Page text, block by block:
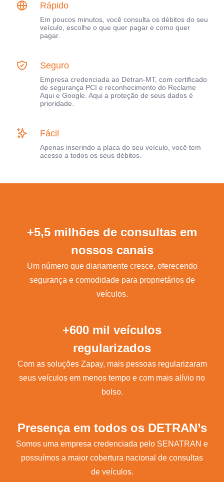
Rápido
Em poucos minutos, você consulta os débitos do seu
veículo, escolhe o que quer pagar e como quer
pagar.
Seguro
Empresa credenciada ao Detran-MT, com certificado
de segurança PCI e reconhecimento do Reclame
Aqui e Google. Aqui a proteção de seus dados é
prioridade.
Fácil
Apenas inserindo a placa do seu veículo, você tem
acesso a todos os seus débitos.
+5,5 milhões de consultas em
nossos canais
Um número que diariamente cresce, oferecendo
segurança e comodidade para proprietários de
veículos.
+600 mil veículos
regularizados
Com as soluções Zapay, mais pessoas regularizaram
seus veículos em menos tempo e com mais alívio no
bolso.
Presença em todos os DETRAN’s
Somos uma empresa credenciada pelo SENATRAN e
possuímos a maior cobertura nacional de consultas
de veículos.